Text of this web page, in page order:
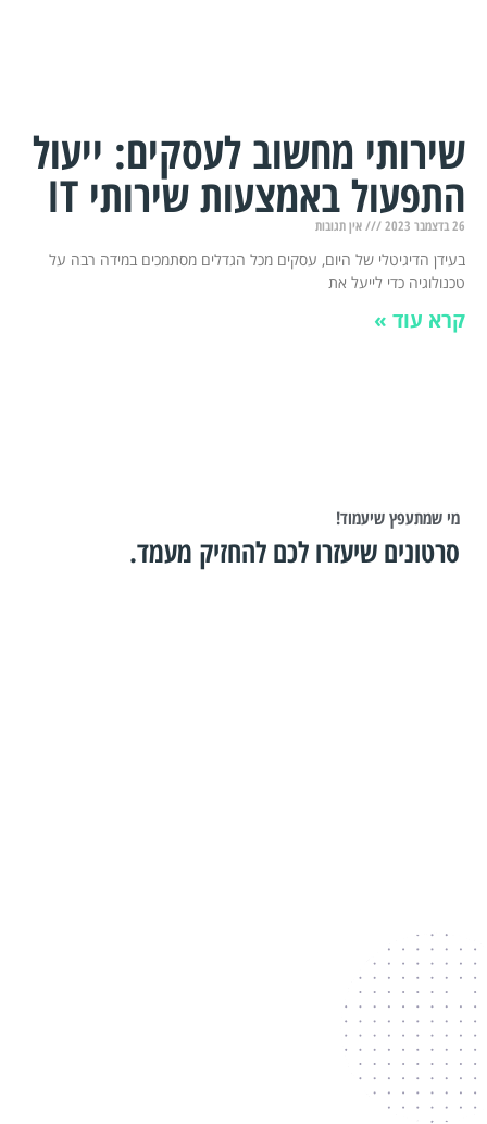
שירותי מחשוב לעסקים: ייעול
התפעול באמצעות שירותי IT
26 בדצמבר 2023 אין תגובות
בעידן הדיגיטלי של היום, עסקים מכל הגדלים מסתמכים במידה רבה על
טכנולוגיה כדי לייעל את
קרא עוד »
מי שמתעפץ שיעמוד!
סרטונים שיעזרו לכם להחזיק מעמד.